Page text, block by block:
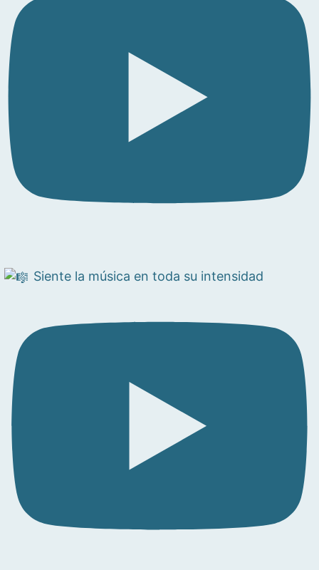
Siente la música en toda su intensidad